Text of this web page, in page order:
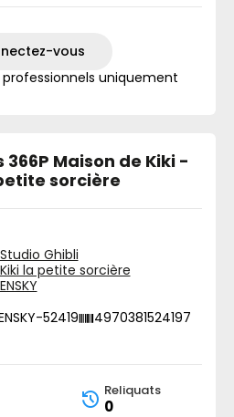
vous
professionnels uniquement
Maison de Kiki -
sorcière
Studio Ghibli
Kiki la petite sorcière
ENSKY
52419
4970381524197
Reliquats
0